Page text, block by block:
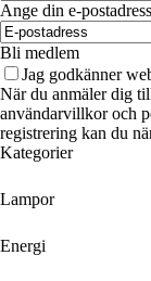
Ange din e-
Bli medlem
Jag godkänner
När du anmäler dig
användarvillkor och
registrering kan du
Kategorier
Lampor
Energi